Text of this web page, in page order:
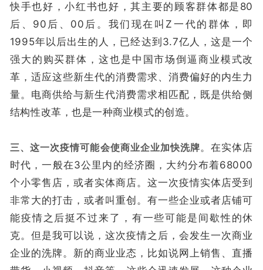
快手也好，小红书也好，其主要的顾客群体都是80
后、90后、00后。我们现在叫Z一代的群体，即
1995年以后出生的人，已经达到3.7亿人，这是一个
强大的购买群体，这也是中国市场倒逼商业模式改
革，适应这些新生代的消费需求、消费偏好的内生力
量。电商供给与新生代消费需求相匹配，既是供给侧
结构性改革，也是一种商业模式的创造。
三、这一次疫情可能会使商业企业加快洗牌。在实体店
时代，一般在3公里内的经济圈，大约分布着68000
个小零售店，或者实体商店。这一次疫情实体店受到
非常大的打击，或者叫重创。有一些企业或者店铺可
能疫情之后挺不过来了，有一些可能是间歇性的休
克。但是我可以说，这次疫情之后，会发生一次商业
企业的洗牌。新的商业业态，比如说网上销售、直播